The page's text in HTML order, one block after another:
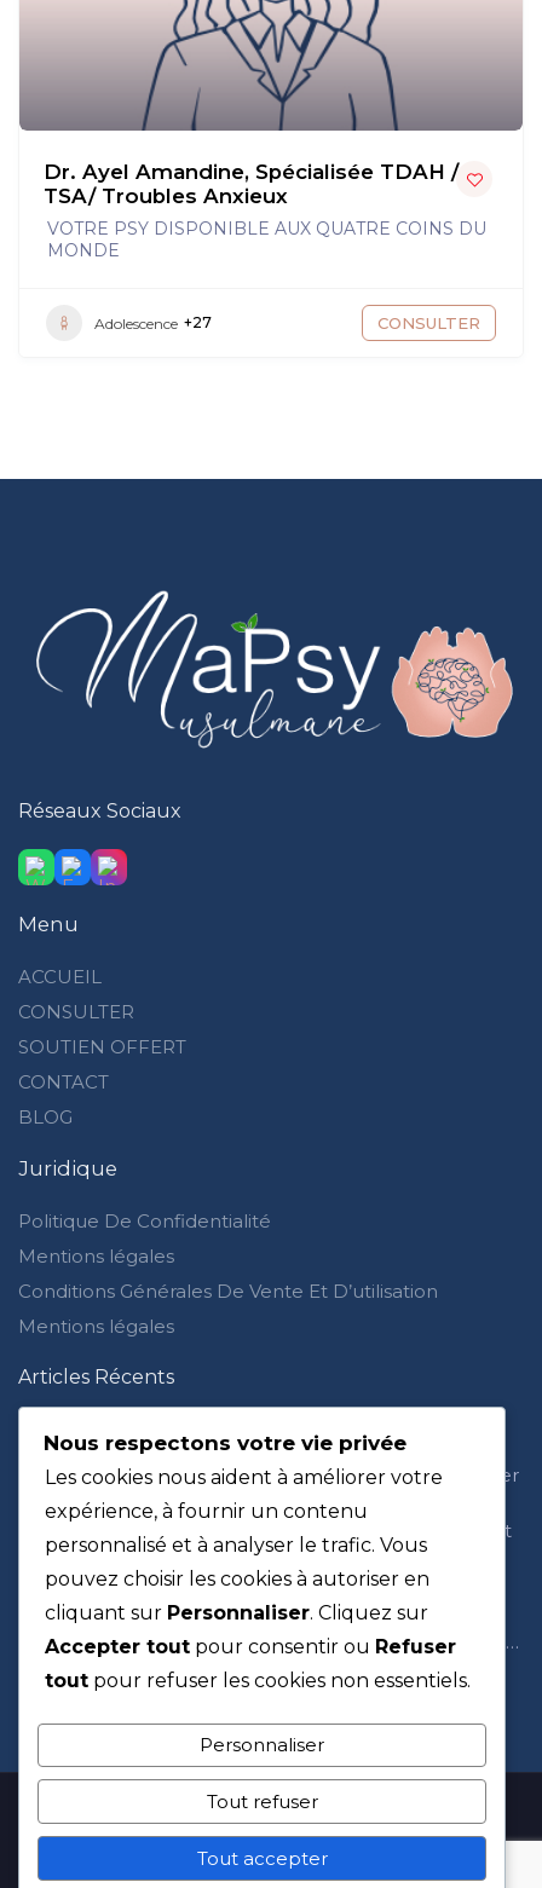
Dr. Ayel Amandine, Spécialisée TDAH /
TSA/ Troubles Anxieux
VOTRE PSY DISPONIBLE AUX QUATRE COINS DU
MONDE
Adolescence +27 CONSULTER
Réseaux Sociaux
Menu
ACCUEIL
CONSULTER
SOUTIEN OFFERT
CONTACT
BLOG
Juridique
Politique De Confidentialité
Mentions légales
Conditions Générales De Vente Et D’utilisation
Mentions légales
Articles Récents
dans la foi
Rabaisser les autres en islam : comprendre, se corriger
et répondre avec sagesse
Psychologie et Islam : apaiser la jalousie, ce sentiment
qui pèse sur le cœur
Découragement en Islam et psychologie : comment
retrouver espoir ?
Culpabilité en Islam : quand elle te rapproche d’Allah…
et quand elle te détruit
© COPYRIGHT 2023-2026 |WEBOOSTE
DÉVELOPPEUR WORDPRESS FREELANCE
DROITS RÉSERVÉS
Nous respectons votre vie privée
Les cookies nous aident à améliorer votre
expérience, à fournir un contenu
personnalisé et à analyser le trafic. Vous
pouvez choisir les cookies à autoriser en
cliquant sur Personnaliser. Cliquez sur
Accepter tout pour consentir ou Refuser
tout pour refuser les cookies non essentiels.
Personnaliser
Tout refuser
Tout accepter